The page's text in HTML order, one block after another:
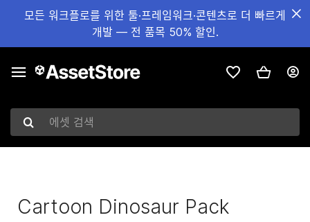
모든 워크플로를 위한 툴·프레임워크·콘텐츠로 더 빠르게
개발 — 전 품목 50% 할인.
에셋 검색
Cartoon Dinosaur Pack